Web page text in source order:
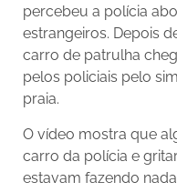
percebeu a polícia
estrangeiros. Depois
carro de patrulha
pelos policiais pelo
praia.
O vídeo mostra que
carro da polícia e
estavam fazendo